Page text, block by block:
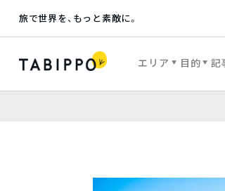
旅で世界を、もっと素敵に。
エリア 目的 記